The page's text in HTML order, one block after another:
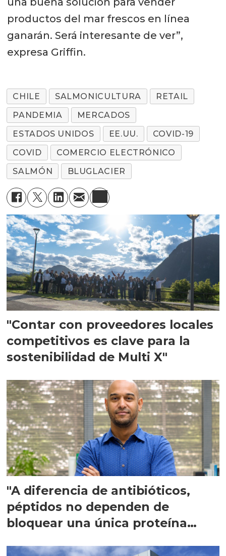
productos del mar frescos en línea
ganarán. Será interesante de ver”,
expresa Griffin.
CHILE SALMONICULTURA
RETAIL
PANDEMIA
MERCADOS
ESTADOS UNIDOS
EE.UU.
COVID-19
COVID
COMERCIO ELECTRÓNICO
SALMÓN
BLUGLACIER
"Contar con proveedores locales
competitivos es clave para la
sostenibilidad de Multi X"
"A diferencia de antibióticos,
péptidos no dependen de
bloquear una única proteína